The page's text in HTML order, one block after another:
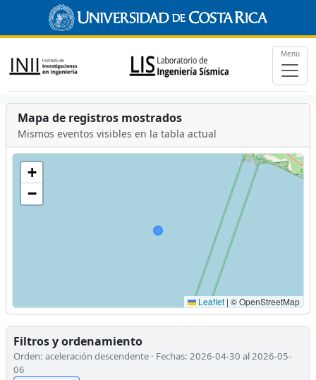
Menú
Mapa de registros mostrados
Mismos eventos visibles en la tabla actual
+
−
Leaflet | © OpenStreetMap
Filtros y ordenamiento
Orden: aceleración descendente · Fechas: 2026-04-30 al 2026-05-
06